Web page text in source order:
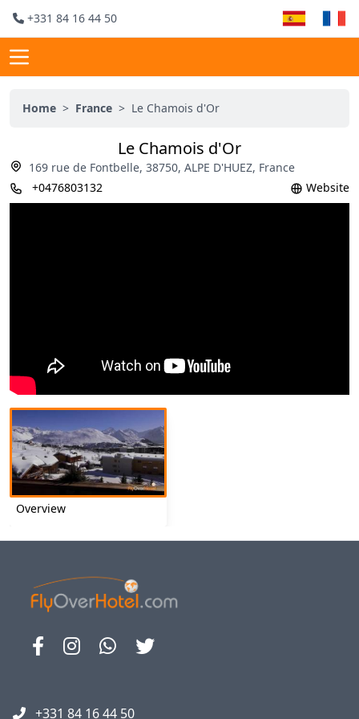
+331 84 16 44 50
Home > France > Le Chamois d'Or
Le Chamois d'Or
169 rue de Fontbelle, 38750, ALPE D'HUEZ, France
+0476803132
Website
Overview
+331 84 16 44 50